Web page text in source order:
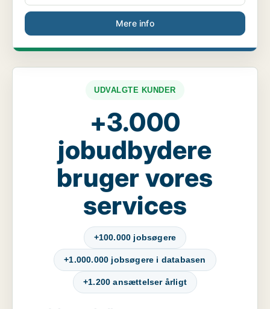
Mere info
UDVALGTE KUNDER
+3.000
jobudbydere
bruger vores
services
+100.000 jobsøgere
+1.000.000 jobsøgere i databasen
+1.200 ansættelser årligt